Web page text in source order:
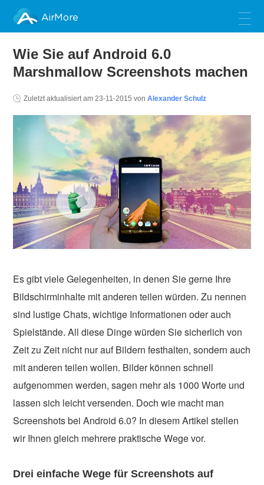
AirMore
Wie Sie auf Android 6.0
Marshmallow Screenshots machen
Zuletzt aktualisiert am23-11-2015 vonAlexander Schulz
Es gibt viele Gelegenheiten, in denen Sie gerne Ihre
Bildschirminhalte mit anderen teilen würden. Zu nennen
sind lustige Chats, wichtige Informationen oder auch
Spielstände. All diese Dinge würden Sie sicherlich von
Zeit zu Zeit nicht nur auf Bildern festhalten, sondern auch
mit anderen teilen wollen. Bilder können schnell
aufgenommen werden, sagen mehr als 1000 Worte und
lassen sich leicht versenden. Doch wie macht man
Screenshots bei Android 6.0? In diesem Artikel stellen
wir Ihnen gleich mehrere praktische Wege vor.
Drei einfache Wege für Screenshots auf